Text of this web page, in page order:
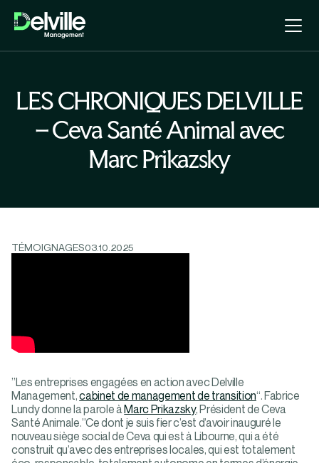
LES CHRONIQUES DELVILLE
– Ceva Santé Animal avec
Marc Prikazsky
TÉMOIGNAGES03.10.2025
”Les entreprises engagées en action avec Delville
Management,cabinet de management de transition“. Fabrice
Lundy donne la parole àMarc Prikazsky, Président de Ceva
Santé Animale.”Ce dont je suis fier c’est d’avoir inauguré le
nouveau siège social de Ceva qui est à Libourne, qui a été
construit qu’avec des entreprises locales, qui est totalement